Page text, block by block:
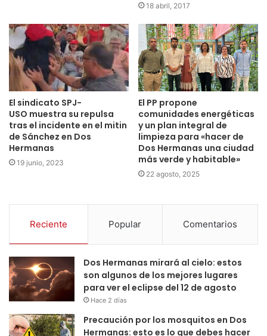
18 abril, 2017
El sindicato SPJ-
USO muestra su repulsa
tras el incidente en el mitin
de Sánchez en Dos
Hermanas
19 junio, 2023
El PP propone
comunidades energéticas
y un plan integral de
limpieza para «hacer de
Dos Hermanas una ciudad
más verde y habitable»
22 agosto, 2025
Reciente Popular Comentarios
Dos Hermanas mirará al cielo: estos
son algunos de los mejores lugares
para ver el eclipse del 12 de agosto
Hace 2 días
Precaución por los mosquitos en Dos
Hermanas: esto es lo que debes hacer